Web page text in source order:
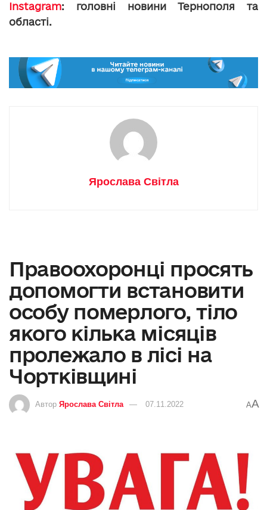
Instagram: головні новини Тернополя та
області.
Ярослава Світла
Правоохоронці просять
допомогти встановити
особу померлого, тіло
якого кілька місяців
пролежало в лісі на
Чортківщині
Автор Ярослава Світла 07.11.2022 AA